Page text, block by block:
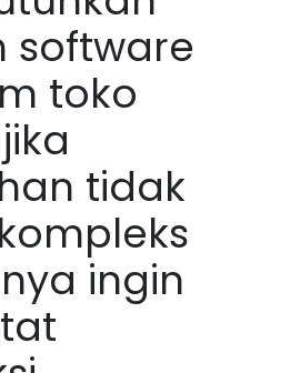
software
toko
tidak
ingin